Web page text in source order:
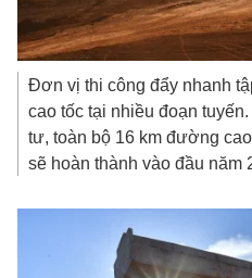
Đơn vị thi công đẩy nhanh
cao tốc tại nhiều đoạn
tư, toàn bộ 16 km đường
sẽ hoàn thành vào đầu năm